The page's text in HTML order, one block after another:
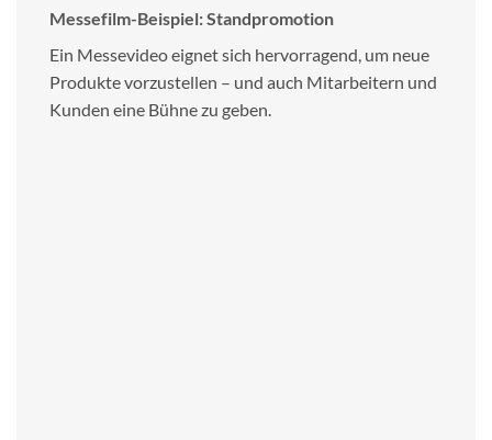
Messefilm-Beispiel: Standpromotion
Ein Messevideo eignet sich hervorragend, um neue
Produkte vorzustellen – und auch Mitarbeitern und
Kunden eine Bühne zu geben.